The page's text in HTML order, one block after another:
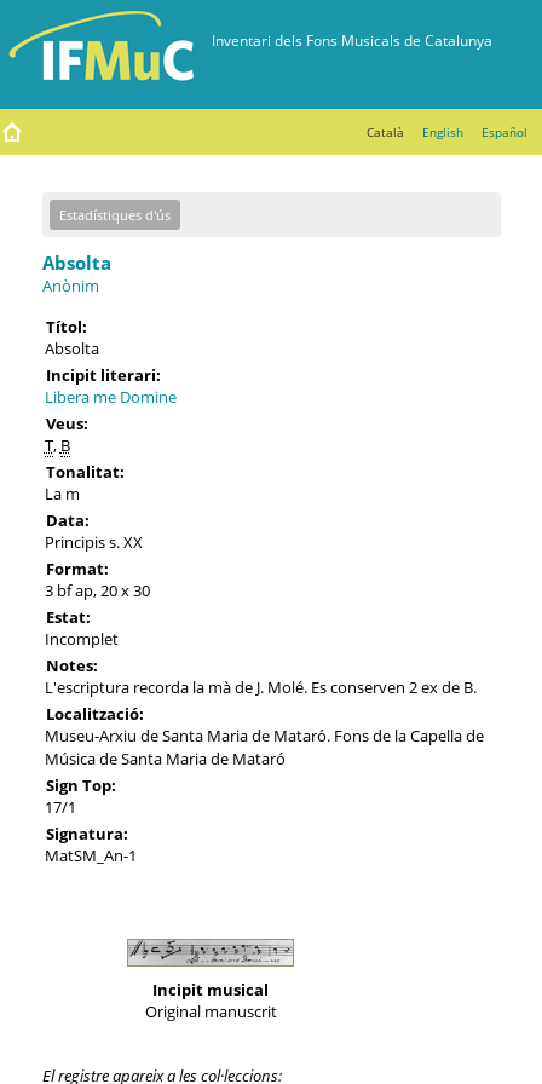
Català English Español
Estadístiques d'ús
Absolta
Anònim
Títol:
Absolta
Incipit literari:
Libera me Domine
Veus:
T, B
Tonalitat:
La m
Data:
Principis s. XX
Format:
3 bf ap, 20 x 30
Estat:
Incomplet
Notes:
L'escriptura recorda la mà de J. Molé. Es conserven 2 ex de B.
Localització:
Museu-Arxiu de Santa Maria de Mataró. Fons de la Capella de
Música de Santa Maria de Mataró
Sign Top:
17/1
Signatura:
MatSM_An-1
Incipit musical
Original manuscrit
El registre apareix a les col·leccions: